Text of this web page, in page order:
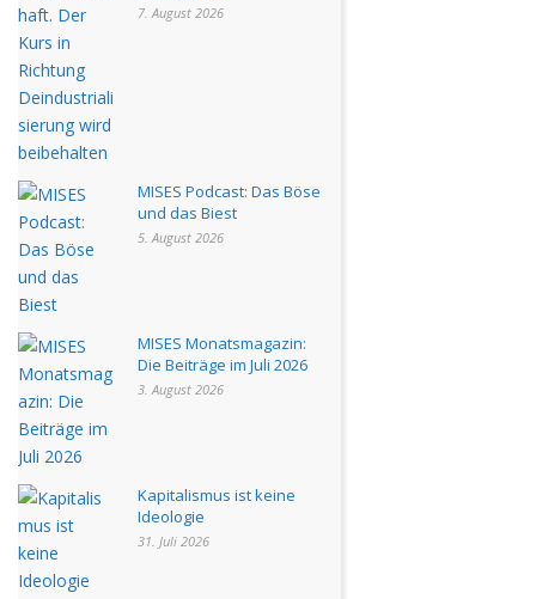
7. August 2026
MISES Podcast: Das Böse
und das Biest
5. August 2026
MISES Monatsmagazin:
Die Beiträge im Juli 2026
3. August 2026
Kapitalismus ist keine
Ideologie
31. Juli 2026